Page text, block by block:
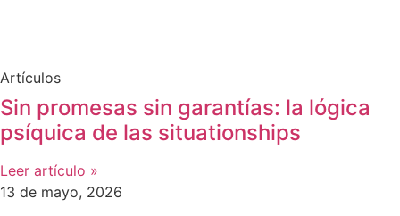
Artículos
Sin promesas sin garantías: la lógica
psíquica de las situationships
Leer artículo »
13 de mayo, 2026